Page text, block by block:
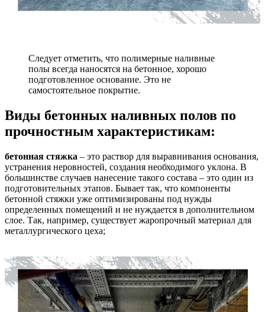
Следует отметить, что полимерные наливные
полы всегда наносятся на бетонное, хорошо
подготовленное основание. Это не
самостоятельное покрытие.
Виды бетонных наливных полов по
прочностным характеристикам:
бетонная стяжка – это раствор для выравнивания основания,
устранения неровностей, создания необходимого уклона. В
большинстве случаев нанесение такого состава – это один из
подготовительных этапов. Бывает так, что компоненты
бетонной стяжки уже оптимизированы под нужды
определенных помещений и не нуждается в дополнительном
слое. Так, например, существует жаропрочный материал для
металлургического цеха;